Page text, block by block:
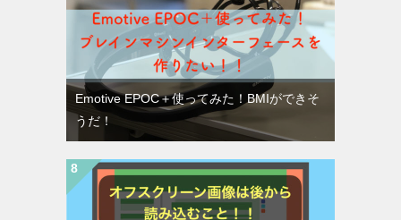
Emotive EPOC＋使ってみた！BMIができそ
うだ！